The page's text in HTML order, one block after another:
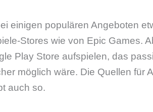
einigen populären Angeboten
Stores wie von Epic Games.
Play Store aufspielen, das
möglich wäre. Die Quellen für
auch so.